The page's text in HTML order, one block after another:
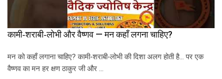
कामी‑शराबी‑लोभी और वैष्णव — मन कहाँ लगना चाहिए?
मन को कहाँ लगाना चाहिए? कामी‑शराबी‑लोभी की दिशा अलग होती है… पर एक
वैष्णव का मन हर क्षण ठाकुर जी और …